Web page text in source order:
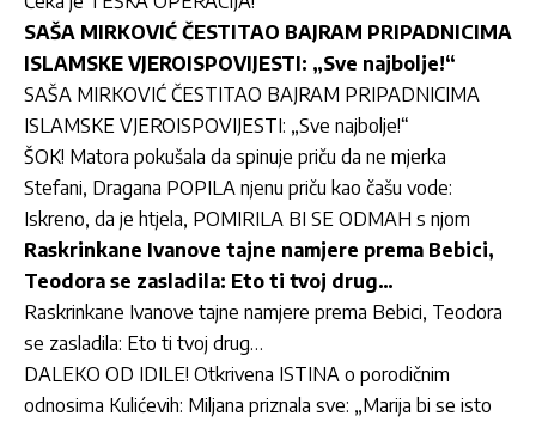
SAŠA MIRKOVIĆ ČESTITAO BAJRAM PRIPADNICIMA
ISLAMSKE VJEROISPOVIJESTI: „Sve najbolje!“
SAŠA MIRKOVIĆ ČESTITAO BAJRAM PRIPADNICIMA
ISLAMSKE VJEROISPOVIJESTI: „Sve najbolje!“
ŠOK! Matora pokušala da spinuje priču da ne mjerka
Stefani, Dragana POPILA njenu priču kao čašu vode:
Iskreno, da je htjela, POMIRILA BI SE ODMAH s njom
Raskrinkane Ivanove tajne namjere prema Bebici,
Teodora se zasladila: Eto ti tvoj drug…
Raskrinkane Ivanove tajne namjere prema Bebici, Teodora
se zasladila: Eto ti tvoj drug…
DALEKO OD IDILE! Otkrivena ISTINA o porodičnim
odnosima Kulićevih: Miljana priznala sve: „Marija bi se isto